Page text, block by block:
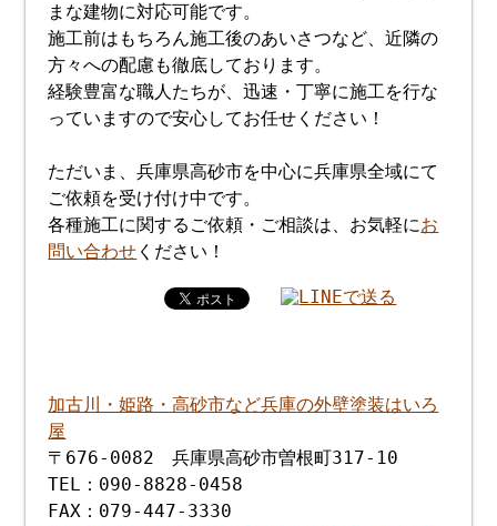
まな建物に対応可能です。
施工前はもちろん施工後のあいさつなど、近隣の
方々への配慮も徹底しております。
経験豊富な職人たちが、迅速・丁寧に施工を行な
っていますので安心してお任せください！
ただいま、兵庫県高砂市を中心に兵庫県全域にて
ご依頼を受け付け中です。
各種施工に関するご依頼・ご相談は、お気軽にお
問い合わせ ください！
加古川・姫路・高砂市など兵庫の外壁塗装はいろ
屋
〒676-0082 兵庫県高砂市曽根町317-10
TEL：090-8828-0458
FAX：079-447-3330